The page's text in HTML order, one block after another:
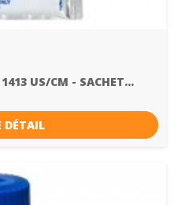
US/CM - SACHET...
DÉTAIL